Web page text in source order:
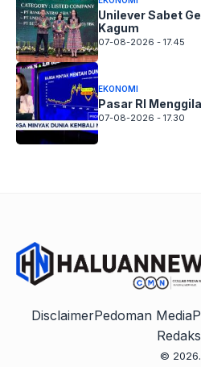
Unilever Sabet
Kagum
07-08-2026 - 17.45
EKONOMI
Pasar RI
07-08-2026 - 17.30
DisclaimerPedoman Media
© 2026.